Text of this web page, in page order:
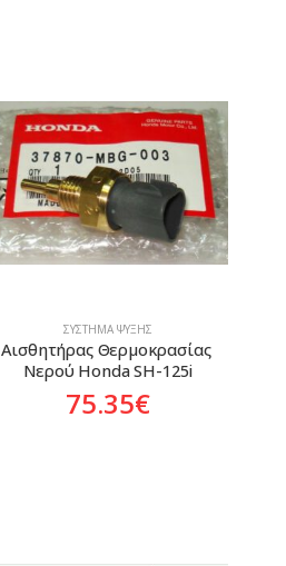
ΣΎΣΤΗΜΑ ΨΎΞΗΣ
Αισθητήρας Θερμοκρασίας
Νερού Honda SH-125i
75.35€